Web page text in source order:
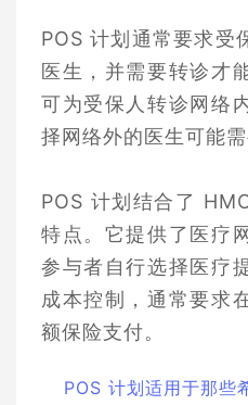
POS 计划通常要求受
医生，并需要转诊才
可为受保人转诊网络
择网络外的医生可能
POS 计划结合了
特点。它提供了医疗
参与者自行选择医疗
成本控制，通常要求
额保险支付。
POS 计划适用于那些